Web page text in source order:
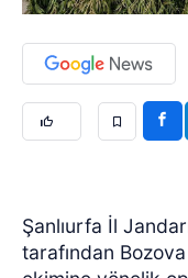
Şanlıurfa İl
tarafından